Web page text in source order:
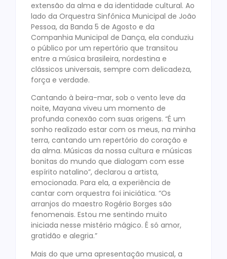
extensão da alma e da identidade cultural. Ao
lado da Orquestra Sinfônica Municipal de João
Pessoa, da Banda 5 de Agosto e da
Companhia Municipal de Dança, ela conduziu
o público por um repertório que transitou
entre a música brasileira, nordestina e
clássicos universais, sempre com delicadeza,
força e verdade.
Cantando à beira-mar, sob o vento leve da
noite, Mayana viveu um momento de
profunda conexão com suas origens. “É um
sonho realizado estar com os meus, na minha
terra, cantando um repertório do coração e
da alma. Músicas da nossa cultura e músicas
bonitas do mundo que dialogam com esse
espírito natalino”, declarou a artista,
emocionada. Para ela, a experiência de
cantar com orquestra foi iniciática. “Os
arranjos do maestro Rogério Borges são
fenomenais. Estou me sentindo muito
iniciada nesse mistério mágico. É só amor,
gratidão e alegria.”
Mais do que uma apresentação musical, a